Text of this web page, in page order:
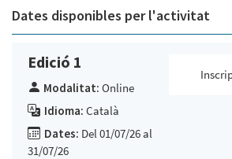
Dates disponibles per l'activitat
Edició 1
Modalitat: Online
Idioma: Català
Dates: Del 01/07/26 al
31/07/26